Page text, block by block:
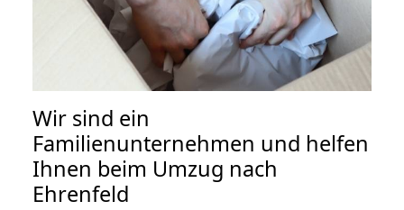
Wir sind ein
Familienunternehmen und helfen
Ihnen beim Umzug nach
Ehrenfeld